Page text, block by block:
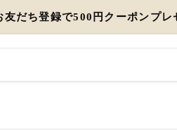
だち登録で500円クーポンプレ